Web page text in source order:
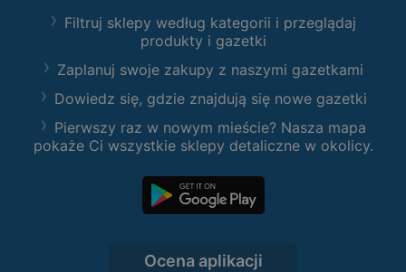
Filtruj sklepy według kategorii i przeglądaj
produkty i gazetki
Zaplanuj swoje zakupy z naszymi gazetkami
Dowiedz się, gdzie znajdują się nowe gazetki
Pierwszy raz w nowym mieście? Nasza mapa
pokaże Ci wszystkie sklepy detaliczne w okolicy.
Ocena aplikacji